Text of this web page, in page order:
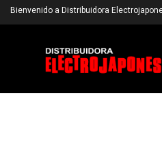
Bienvenido a Distribuidora